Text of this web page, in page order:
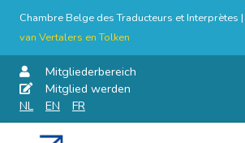
Chambre Belge des Traducteurs et Interprètes |
van Vertalers en Tolken
Mitgliederbereich
Mitglied werden
NL
EN FR